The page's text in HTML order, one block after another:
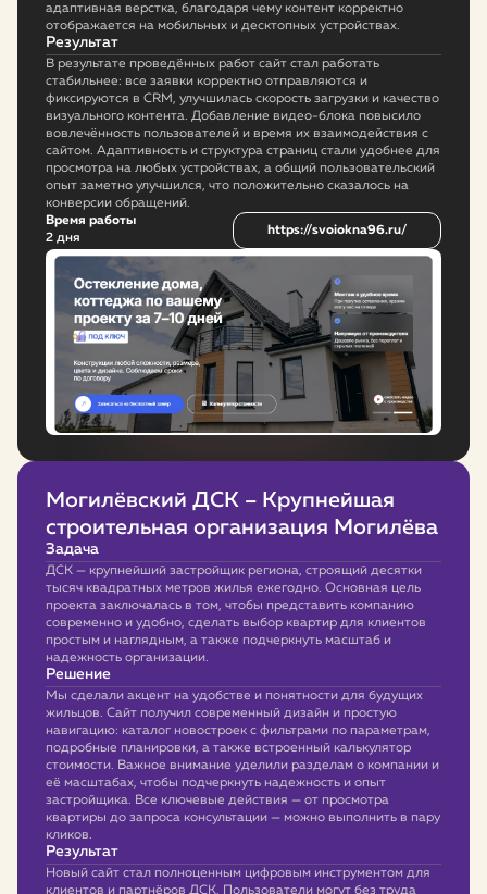
адаптивная верстка, благодаря чему контент корректно
отображается на мобильных и десктопных устройствах.
Результат
В результате проведённых работ сайт стал работать
стабильнее: все заявки корректно отправляются и
фиксируются в CRM, улучшилась скорость загрузки и качество
визуального контента. Добавление видео-блока повысило
вовлечённость пользователей и время их взаимодействия с
сайтом. Адаптивность и структура страниц стали удобнее для
просмотра на любых устройствах, а общий пользовательский
опыт заметно улучшился, что положительно сказалось на
конверсии обращений.
Время работы
2 дня
https://svoiokna96.ru/
Могилёвский ДСК – Крупнейшая
строительная организация Могилёва
Задача
ДСК — крупнейший застройщик региона, строящий десятки
тысяч квадратных метров жилья ежегодно. Основная цель
проекта заключалась в том, чтобы представить компанию
современно и удобно, сделать выбор квартир для клиентов
простым и наглядным, а также подчеркнуть масштаб и
надежность организации.
Решение
Мы сделали акцент на удобстве и понятности для будущих
жильцов. Сайт получил современный дизайн и простую
навигацию: каталог новостроек с фильтрами по параметрам,
подробные планировки, а также встроенный калькулятор
стоимости. Важное внимание уделили разделам о компании и
её масштабах, чтобы подчеркнуть надежность и опыт
застройщика. Все ключевые действия — от просмотра
квартиры до запроса консультации — можно выполнить в пару
кликов.
Результат
Новый сайт стал полноценным цифровым инструментом для
клиентов и партнёров ДСК. Пользователи могут без труда